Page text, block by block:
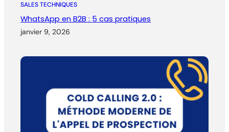
SALES TECHNIQUES
WhatsApp en B2B : 5 cas pratiques
janvier 9, 2026